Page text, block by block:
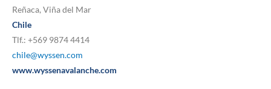
Reñaca, Viña del Mar
Chile
Tlf.: +569 9874 4414
chile@wyssen.com
www.wyssenavalanche.com